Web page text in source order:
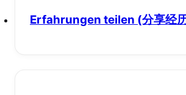
Erfahrungen teilen (分享经